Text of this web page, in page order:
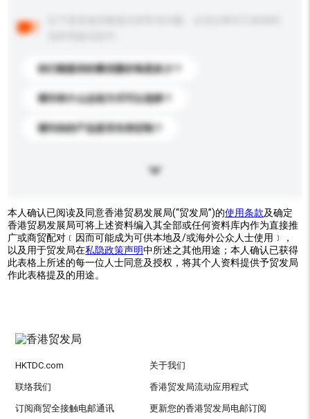
你们能提供的最优惠价格是多少？
请问有什么运送方式可以选择？
请问你的产品是否支持定制？
本人确认已阅读及同意香港贸易发展局(“贸发局”)的使用条款及确定
香港贸易发展局可将上述资料编入其全部或任何资料库内作为直接推
广或商贸配对﹝因而可能成为可供本地及/或海外公众人士使用﹞，
以及用于贸发局在私隐政策声明中所述之其他用途；本人确认已获得
此表格上所述的每一位人士同意及授权，将其个人资料提供予贸发局
作此表格提及的用途。
HKTDC.com 关于我们
联络我们 香港贸发局流动应用程式
订阅商贸全接触电邮通讯 更新您的香港贸发局电邮订阅